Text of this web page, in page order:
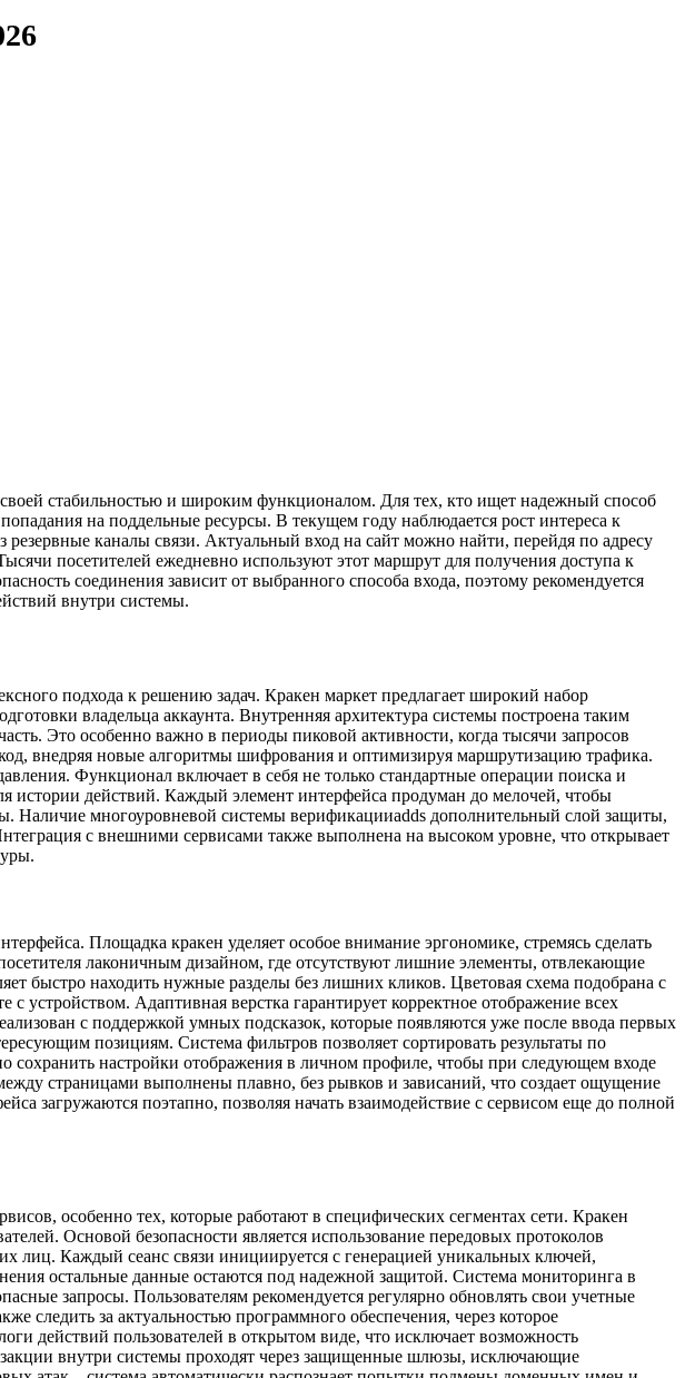
стабильностью и широким функционалом. Для тех, кто ищет надежный способ
на поддельные ресурсы. В текущем году наблюдается рост интереса к
каналы связи. Актуальный вход на сайт можно найти, перейдя по адресу
посетителей ежедневно используют этот маршрут для получения доступа к
соединения зависит от выбранного способа входа, поэтому рекомендуется
внутри системы.
подхода к решению задач. Кракен маркет предлагает широкий набор
владельца аккаунта. Внутренняя архитектура системы построена таким
Это особенно важно в периоды пиковой активности, когда тысячи запросов
внедряя новые алгоритмы шифрования и оптимизируя маршрутизацию трафика.
Функционал включает в себя не только стандартные операции поиска и
действий. Каждый элемент интерфейса продуман до мелочей, чтобы
Наличие многоуровневой системы верификацииadds дополнительный слой защиты,
с внешними сервисами также выполнена на высоком уровне, что открывает
Площадка кракен уделяет особое внимание эргономике, стремясь сделать
лаконичным дизайном, где отсутствуют лишние элементы, отвлекающие
быстро находить нужные разделы без лишних кликов. Цветовая схема подобрана с
устройством. Адаптивная верстка гарантирует корректное отображение всех
с поддержкой умных подсказок, которые появляются уже после ввода первых
позициям. Система фильтров позволяет сортировать результаты по
сохранить настройки отображения в личном профиле, чтобы при следующем входе
страницами выполнены плавно, без рывков и зависаний, что создает ощущение
загружаются поэтапно, позволяя начать взаимодействие с сервисом еще до полной
особенно тех, которые работают в специфических сегментах сети. Кракен
Основой безопасности является использование передовых протоколов
лиц. Каждый сеанс связи инициируется с генерацией уникальных ключей,
остальные данные остаются под надежной защитой. Система мониторинга в
запросы. Пользователям рекомендуется регулярно обновлять свои учетные
следить за актуальностью программного обеспечения, через которое
действий пользователей в открытом виде, что исключает возможность
внутри системы проходят через защищенные шлюзы, исключающие